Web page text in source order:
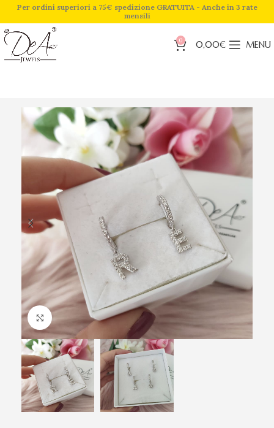
Per ordini superiori a 75€ spedizione GRATUITA - Anche in 3 rate
mensili
0 0,00€ MENU
Click to enlarge